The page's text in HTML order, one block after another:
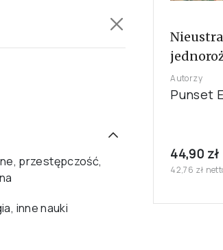
przestępczość,
inne nauki
Autorzy
Punset
44,90 zł
42,76 zł